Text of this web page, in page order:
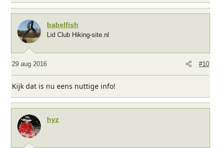
babelfish
Lid Club Hiking-site.nl
29 aug 2016 #10
Kijk dat is nu eens nuttige info!
hyz